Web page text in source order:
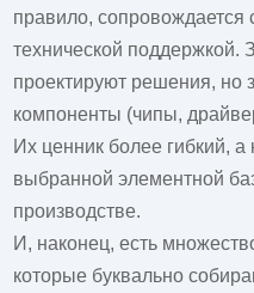
правило, сопровождается
технической поддержкой.
проектируют решения, но
компоненты (чипы,
Их ценник более гибкий, а
выбранной элементной
производстве.
И, наконец, есть
которые буквально